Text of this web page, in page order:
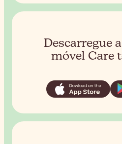
Descarregue
móvel Care